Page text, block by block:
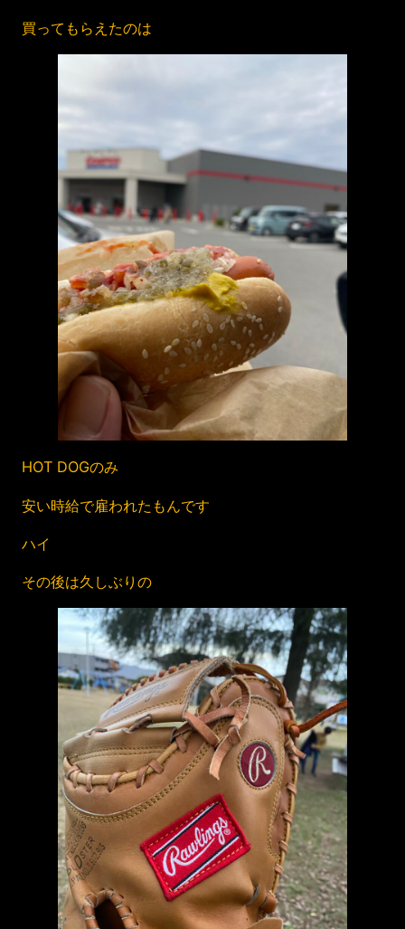
買ってもらえたのは
HOT DOGのみ
安い時給で雇われたもんです
ハイ
その後は久しぶりの